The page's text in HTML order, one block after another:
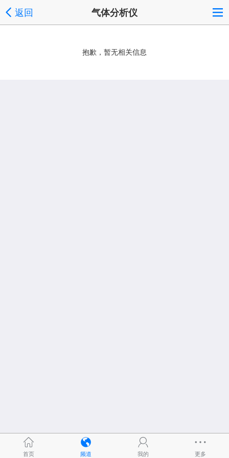
返回 气体分析仪
抱歉，暂无相关信息
首页 频道 我的 更多